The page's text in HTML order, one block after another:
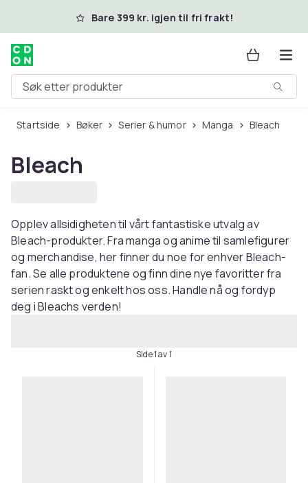
Hopp til hovedinnholdBare 399 kr. igjen til fri frakt!
Søk etter produkter
Startside Bøker Serier & humor Manga Bleach
Bleach
Opplev allsidigheten til vårt fantastiske utvalg av
Bleach-produkter. Fra manga og anime til samlefigurer
og merchandise, her finner du noe for enhver Bleach-
fan. Se alle produktene og finn dine nye favoritter fra
serien raskt og enkelt hos oss. Handle nå og fordyp
deg i Bleachs verden!
Side 1 av 1